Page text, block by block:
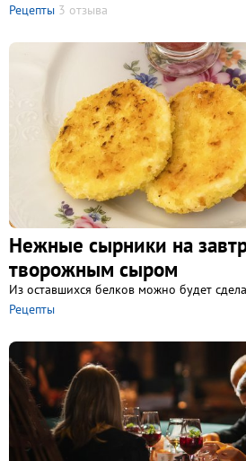
Рецепты 3 отзыва
Нежные сырники на
творожным сыром
Из оставшихся белков можно будет
Рецепты